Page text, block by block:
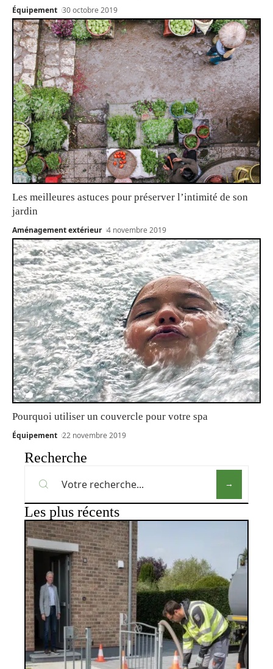
Équipement 30 octobre 2019
Les meilleures astuces pour préserver l’intimité de son
jardin
Aménagement extérieur 4 novembre 2019
Pourquoi utiliser un couvercle pour votre spa
Équipement 22 novembre 2019
Recherche
Les plus récents